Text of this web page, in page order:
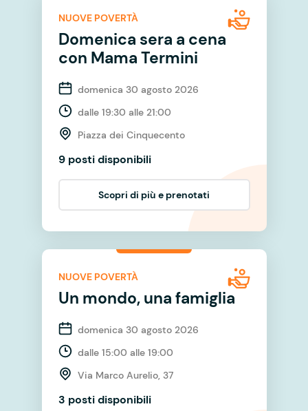
NUOVE POVERTÀ
Domenica sera a cena
con Mama Termini
domenica 30 agosto 2026
dalle 19:30 alle 21:00
Piazza dei Cinquecento
9 posti disponibili
Scopri di più e prenotati
NUOVE POVERTÀ
Un mondo, una famiglia
domenica 30 agosto 2026
dalle 15:00 alle 19:00
Via Marco Aurelio, 37
3 posti disponibili